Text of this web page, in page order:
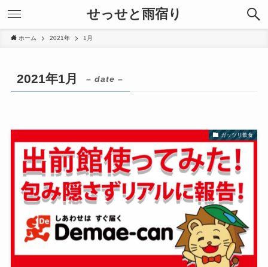
せっせと雨宿り
ホーム 2021年 1月
2021年1月 – date –
ガッツリ飲食